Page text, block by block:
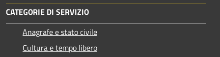
CATEGORIE DI SERVIZIO
Anagrafe e stato civile
Cultura e tempo libero